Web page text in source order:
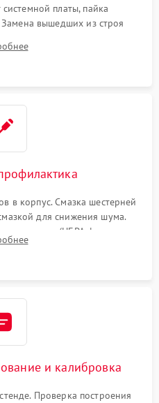
платы, пайка
вышедших из строя
неисправного
Восстановление шлейфов и
в корпус. Смазка шестерней
для снижения шума.
(HEPA-фильтров,
фиксация разъемов и
и калибровка
Проверка построения